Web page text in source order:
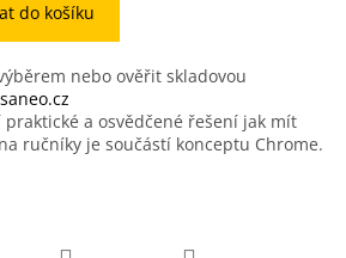
do košíku
nebo ověřit skladovou
a osvědčené řešení jak mít
ručníky je součástí konceptu Chrome.